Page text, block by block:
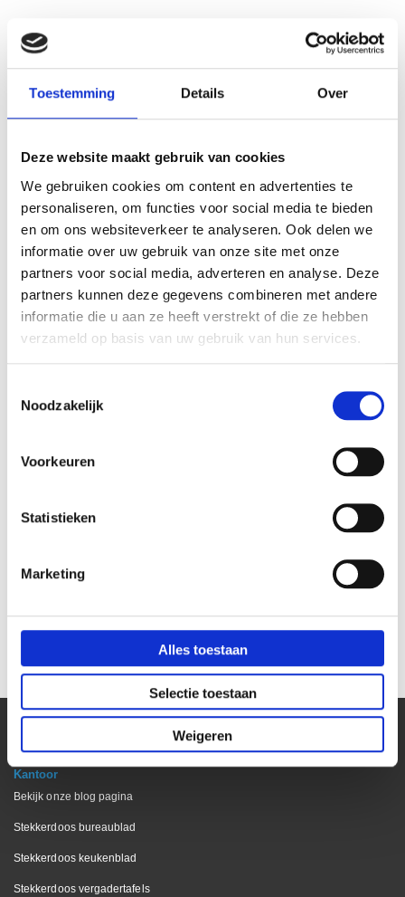
Toestemming Details Over
Deze website maakt gebruik van cookies
We gebruiken cookies om content en advertenties te
personaliseren, om functies voor social media te bieden
en om ons websiteverkeer te analyseren. Ook delen we
informatie over uw gebruik van onze site met onze
partners voor social media, adverteren en analyse. Deze
partners kunnen deze gegevens combineren met andere
informatie die u aan ze heeft verstrekt of die ze hebben
verzameld op basis van uw gebruik van hun services.
Noodzakelijk
Voorkeuren
Statistieken
Marketing
Alles toestaan
Selectie toestaan
Weigeren
Kabelhaspel 10 meter kabel
zwart Bachmann
€ 32,49
€ 29,04
€ 24,00
Kabelhaspel 10 meter,
rood/zwart
€ 13,63
VERGELIJKBARE PRODUCTEN
Tuinhaspel Perel
€ 42,94
Bachmann Hook outdoor
IP44 met schakelaar
Kantoor
Bekijk onze blog pagina
Stekkerdoos bureaublad
Stekkerdoos keukenblad
Stekkerdoos vergadertafels